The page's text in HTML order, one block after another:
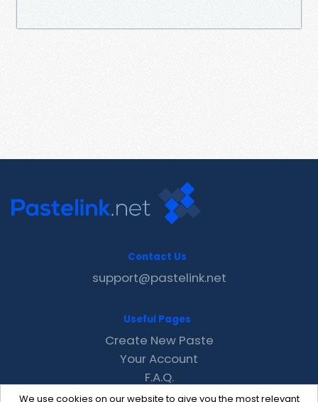
We use cookies on our website to give you the most relevant
Contact Us
support@pastelink.net
Useful Pages
Create New Paste
Your Account
F.A.Q.
Recent